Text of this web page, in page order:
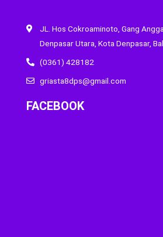
JL. Hos Cokroaminoto, Gang
Denpasar Utara, Kota Denpasar,
(0361) 428182
griasta8dps@gmail.com
FACEBOOK